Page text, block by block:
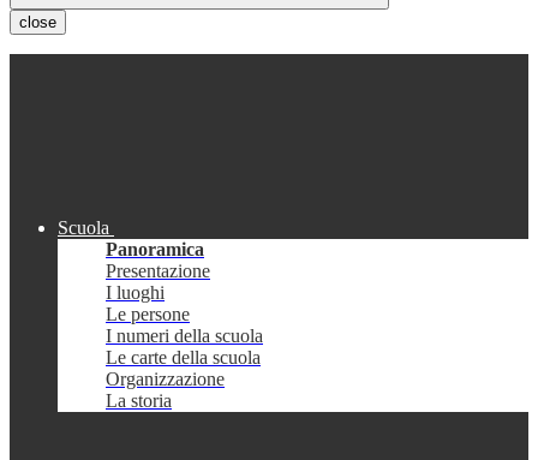
close
Scuola
Panoramica
Presentazione
I luoghi
Le persone
I numeri della scuola
Le carte della scuola
Organizzazione
La storia